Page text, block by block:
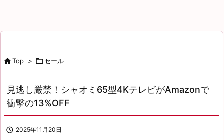
Top > セール
見逃し厳禁！シャオミ65型4KテレビがAmazonで
衝撃の13%OFF
 2025年11月20日